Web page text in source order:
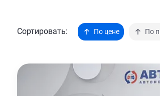
Сортировать: По цене По